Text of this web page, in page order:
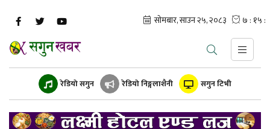
रेडियो सगुन रेडियो निङ्गलाशैनी सगुन टिभी